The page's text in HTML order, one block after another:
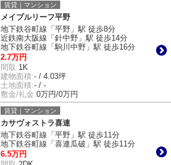
賃貸｜マンション
メイプルリーフ平野
地下鉄谷町線「平野」駅 徒歩8分
近鉄南大阪線「針中野」駅 徒歩14分
地下鉄谷町線「駒川中野」駅 徒歩16分
2.7万円
間取:1K
建物面積:- / 4.03坪
土地面積:- / -
敷金/礼金:0万円/0万円
賃貸｜マンション
カサヴォストラ喜連
地下鉄谷町線「平野」駅 徒歩11分
地下鉄谷町線「喜連瓜破」駅 徒歩11分
6.5万円